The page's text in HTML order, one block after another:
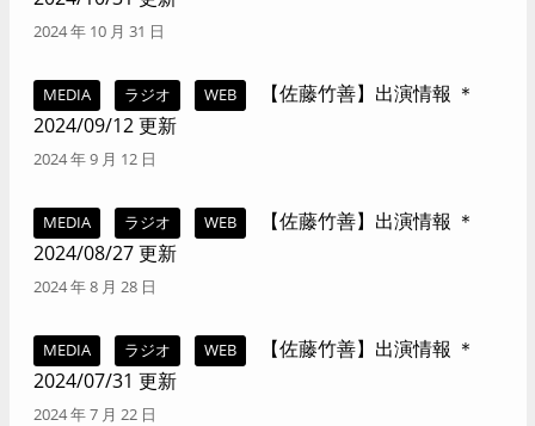
2024 年 10 月 31 日
MEDIA ラジオ WEB
【佐藤竹善】出演情報 ＊
2024/09/12 更新
2024 年 9 月 12 日
MEDIA ラジオ WEB
【佐藤竹善】出演情報 ＊
2024/08/27 更新
2024 年 8 月 28 日
MEDIA ラジオ WEB
【佐藤竹善】出演情報 ＊
2024/07/31 更新
2024 年 7 月 22 日